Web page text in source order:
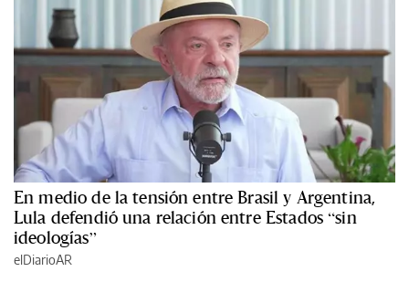
En medio de la tensión entre Brasil y Argentina,
Lula defendió una relación entre Estados “sin
ideologías”
elDiarioAR